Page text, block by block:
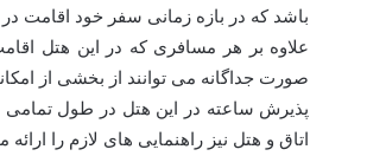
باشد که در بازه زمانی سفر خود اقامت
علاوه بر هر مسافری که در این هتل
صورت جداگانه می توانند از بخشی از
پذیرش ساعته در این هتل در طول تمامی
اتاق و هتل نیز راهنمایی های لازم را